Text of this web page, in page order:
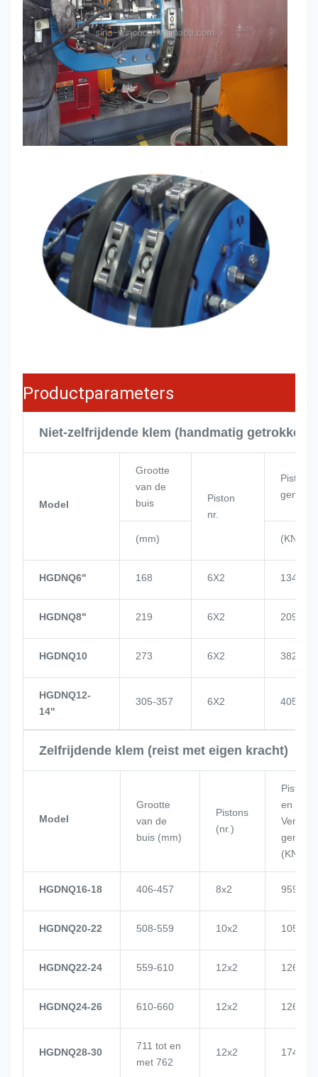
Productparameters
Niet-zelfrijdende klem (handmatig getrokken)
Model
Grootte
van de
buis
Piston
nr.
gen
(mm) (KN)
HGDNQ6" 168 6X2 134
HGDNQ8" 219 6X2 209
HGDNQ10 273 6X2 382
HGDNQ12-
14"
305-357 6X2 405
Zelfrijdende klem (reist met eigen kracht)
Model
Grootte
van de
buis (mm)
Pistons
(nr.)
Piston
en
Vermo
gen
(KN)
HGDNQ16-18 406-457 8x2 959
HGDNQ20-22 508-559 10x2 1057
HGDNQ22-24 559-610 12x2 1268
HGDNQ24-26 610-660 12x2 1268
HGDNQ28-30
711 tot en
met 762
12x2 1748